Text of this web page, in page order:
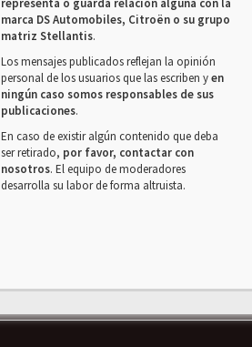
representa o guarda relación alguna con la
marca DS Automobiles, Citroën o su grupo
matriz Stellantis.
Los mensajes publicados reflejan la opinión
personal de los usuarios que las escriben yen
ningún caso somos responsables de sus
publicaciones.
En caso de existir algún contenido que deba
ser retirado, por favor, contactar con
nosotros. El equipo de moderadores
desarrolla su labor de forma altruista.